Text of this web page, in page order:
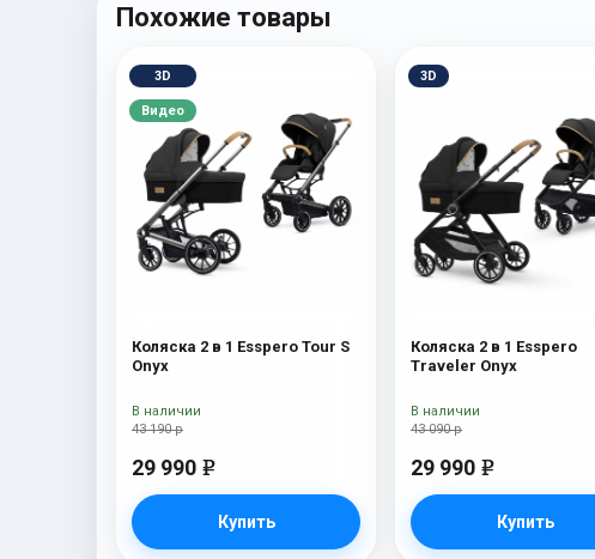
Похожие товары
3D
Видео
Коляска 2 в 1 Esspero Tour S
Onyx
43 190 р
29 990 e
Купить
В наличии
3D
Коляска 2 в 1 Esspero
Traveler Onyx
43 090 р
29 990 e
Купить
В наличии